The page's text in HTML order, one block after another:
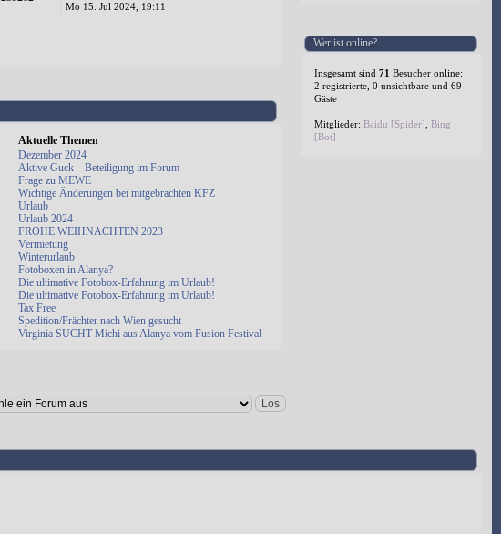
Mo 15. Jul 2024, 19:11
Aktuelle Themen
Dezember 2024
Aktive Guck – Beteiligung im Forum
Frage zu MEWE
Wichtige Änderungen bei mitgebrachten KFZ
Urlaub
Urlaub 2024
FROHE WEIHNACHTEN 2023
Vermietung
Winterurlaub
Fotoboxen in Alanya?
Die ultimative Fotobox-Erfahrung im Urlaub!
Die ultimative Fotobox-Erfahrung im Urlaub!
Tax Free
Spedition/Frächter nach Wien gesucht
Virginia SUCHT Michi aus Alanya vom Fusion Festival
Wer ist online?
Insgesamt sind 71 Besucher online:
2 registrierte, 0 unsichtbare und 69
Gäste
Mitglieder: Baidu [Spider]
Bing
[Bot]